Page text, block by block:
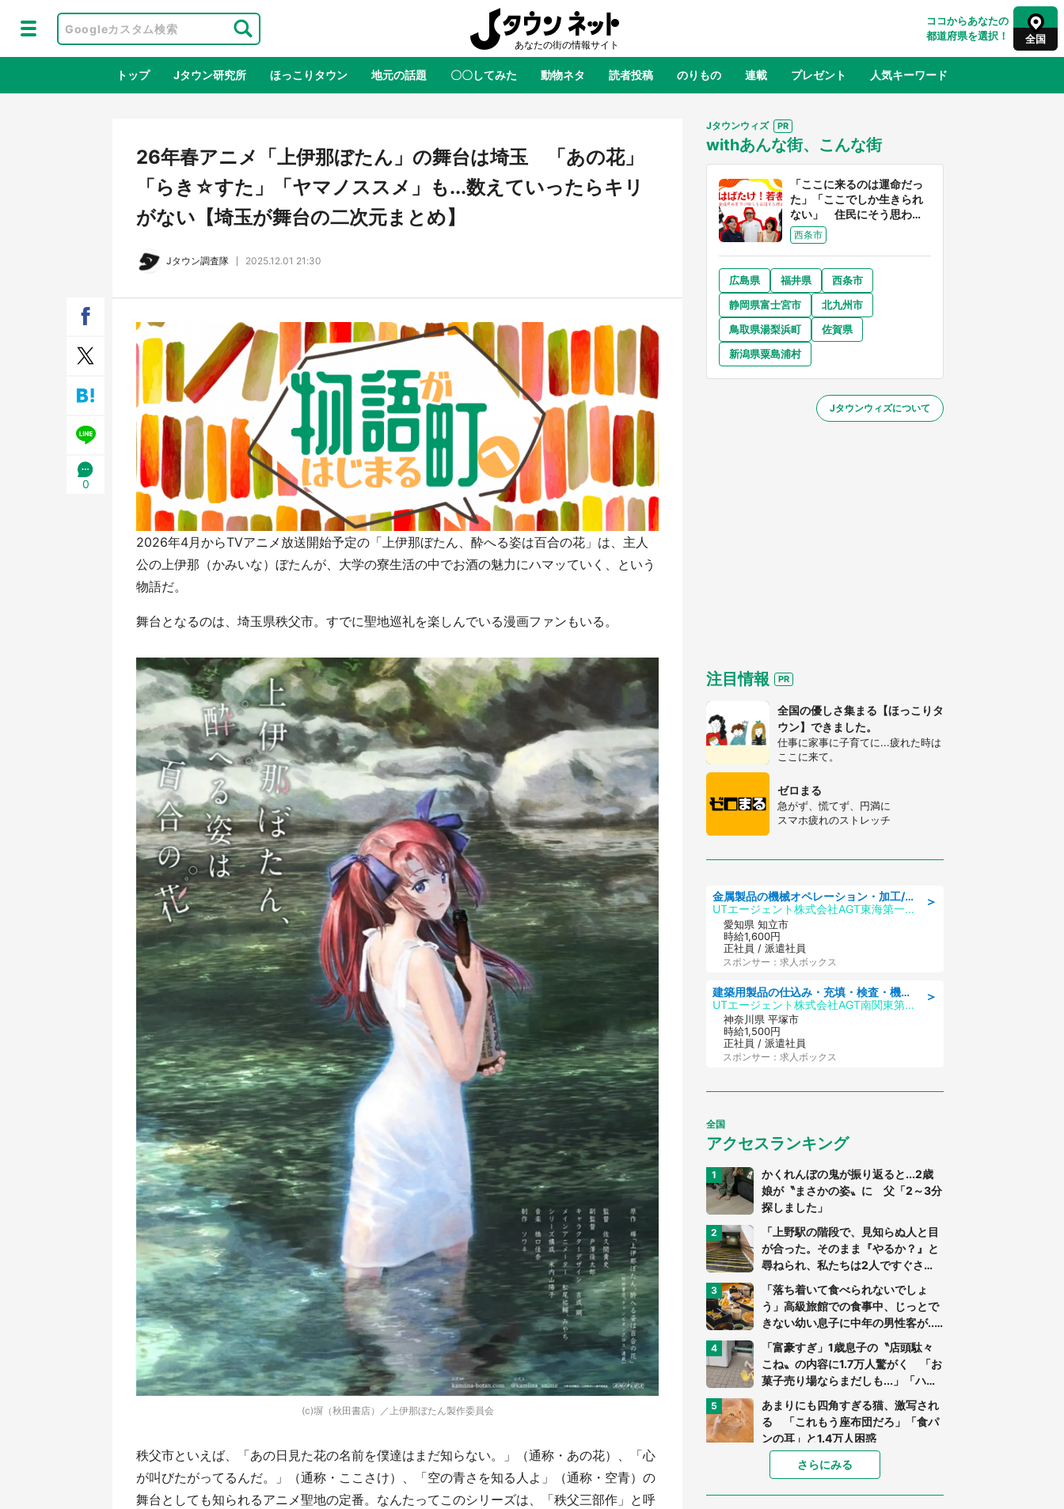
ココからあなたの
都道府県を選択！
全国
全国 全国
東北 岩手 山形 福島
関東 栃木 群馬 千葉 東京 神奈川
奈良 和歌山
山口
四国 徳島 香川 愛媛
福岡 佐賀 長崎 大分 宮崎
トップ Jタウン研究所 ほっこりタウン 地元の話題 〇〇してみた 動物ネタ 読者投稿 のりもの 連載 プレゼント 人気キーワード
地域×二次元 あの時はありがとう 物語がはじまる町へ ふるさと納税
服！？ 県公式プロモ動画で「聖地」
が生産されてます【7／31～1／31】
に入り込む 六本木ヒルズ展望台でコ
ラボ、本邦初公開の「猫猫像」も【8
／1～10／26】
る！ アニメ『ハイキュー！！』×老
舗「鐘崎」コラボで限定グッズも【8
／1～31】
『小林さんちのメイドラゴン』と舞台
のモデル・越谷がコラボ 田んぼアー
トの見頃にあわせて企画続々【7／31
～】
もっとみる
26年春アニメ「上伊那ぼたん」の舞台は埼玉 「あの花」
「らき☆すた」「ヤマノススメ」も...数えていったらキリ
がない【埼玉が舞台の二次元まとめ】
Jタウン調査隊 2025.12.01 21:30
0
2026年4月からTVアニメ放送開始予定の「上伊那ぼたん、酔へる姿は百合の花」は、主人
公の上伊那（かみいな）ぼたんが、大学の寮生活の中でお酒の魅力にハマッていく、という
物語だ。
舞台となるのは、埼玉県秩父市。すでに聖地巡礼を楽しんでいる漫画ファンもいる。
(c)塀（秋田書店）／上伊那ぼたん製作委員会
秩父市といえば、「あの日見た花の名前を僕達はまだ知らない。」（通称・あの花）、「心
が叫びたがってるんだ。」（通称・ここさけ）、「空の青さを知る人よ」（通称・空青）の
舞台としても知られるアニメ聖地の定番。なんたってこのシリーズは、「秩父三部作」と呼
Jタウンウィズ
withあんな街、こんな街
「ここに来るのは運命だっ
た」「ここでしか生きられ
ない」 住民にそう思わせ
る離島「粟島」の魅力【移
住婚受付中】
西条市
広島県 福井県
西条市
静岡県富士宮市
北九州市
鳥取県湯梨浜町
佐賀県
新潟県粟島浦村
Jタウンウィズについて
注目情報
全国の優しさ集まる【ほっこりタ
ウン】できました。
仕事に家事に子育てに...疲れた時は
ここに来て。
ゼロまる
急がず、慌てず、円満に
スマホ疲れのストレッチ
＞
金属製品の機械オペレーション・加工/寮完備/日払い/工場・製造
UTエージェント株式会社AGT東海第一CU
愛知県 知立市
時給1,600円
正社員 / 派遣社員
スポンサー：求人ボックス
＞
建築用製品の仕込み・充填・検査・機械操作/寮完備/日払い/工場・製造
UTエージェント株式会社AGT南関東第二CU
神奈川県 平塚市
時給1,500円
正社員 / 派遣社員
スポンサー：求人ボックス
全国
アクセスランキング
かくれんぼの鬼が振り返ると...2歳
娘が〝まさかの姿〟に 父「2～3分
探しました」
「上野駅の階段で、見知らぬ人と目
が合った。そのまま『やるか？』と
尋ねられ、私たちは2人ですぐさ
ま...」（茨城県・70代男性）
「落ち着いて食べられないでしょ
う」高級旅館での食事中、じっとで
きない幼い息子に中年の男性客が...
（東京都・40代男性）
「富豪すぎ」1歳息子の〝店頭駄々
こね〟の内容に1.7万人驚がく 「お
菓子売り場ならまだしも...」「ハー
あまりにも四角すぎる猫、激写され
る 「これもう座布団だろ」「食パ
ンの耳」と1.4万人困惑
家に〝デカい蛾〟が居座り続けて3
日間...ビビり続けた住人 判明した
〝まさかの正体〟に14万人も困惑
さらにみる